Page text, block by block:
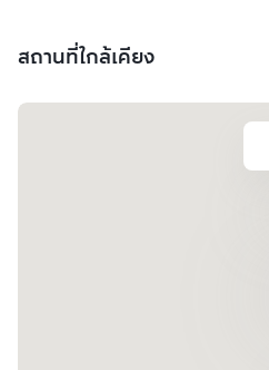
สถานที่ใกล้เคียง